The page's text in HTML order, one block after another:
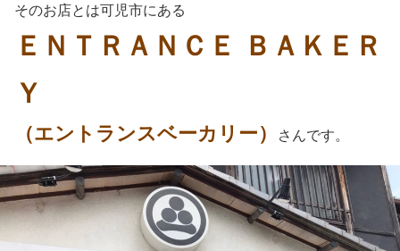
そのお店とは可児市にある
ＥＮＴＲＡＮＣＥ ＢＡＫＥＲ
Ｙ
（エントランスベーカリー） さんです。